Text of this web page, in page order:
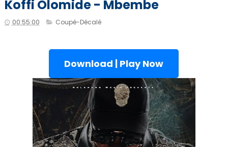
Koffi Olomide - Mbembe
00:55:00 Coupé-Décalé
Download | Play Now